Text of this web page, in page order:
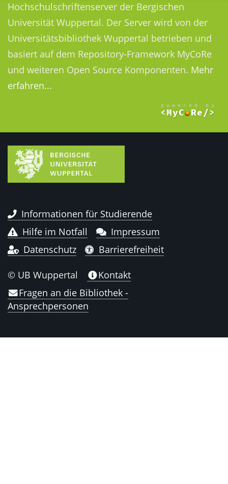
Hochschulschriftenserver der Bergischen
Universität Wuppertal. Der Server wird von der
Universitätsbibliothek Wuppertal betrieben und
basiert auf dem Repository-Framework MyCoRe
und weiteren Open Source Komponenten. Mehr
erfahren...
Informationen für Studierende
Hilfe im Notfall
Impressum
Datenschutz
Barrierefreiheit
© UB Wuppertal
Kontakt
Fragen an die Bibliothek -
Ansprechpersonen